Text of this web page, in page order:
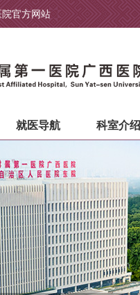
官方网站
就医导航 科室介绍